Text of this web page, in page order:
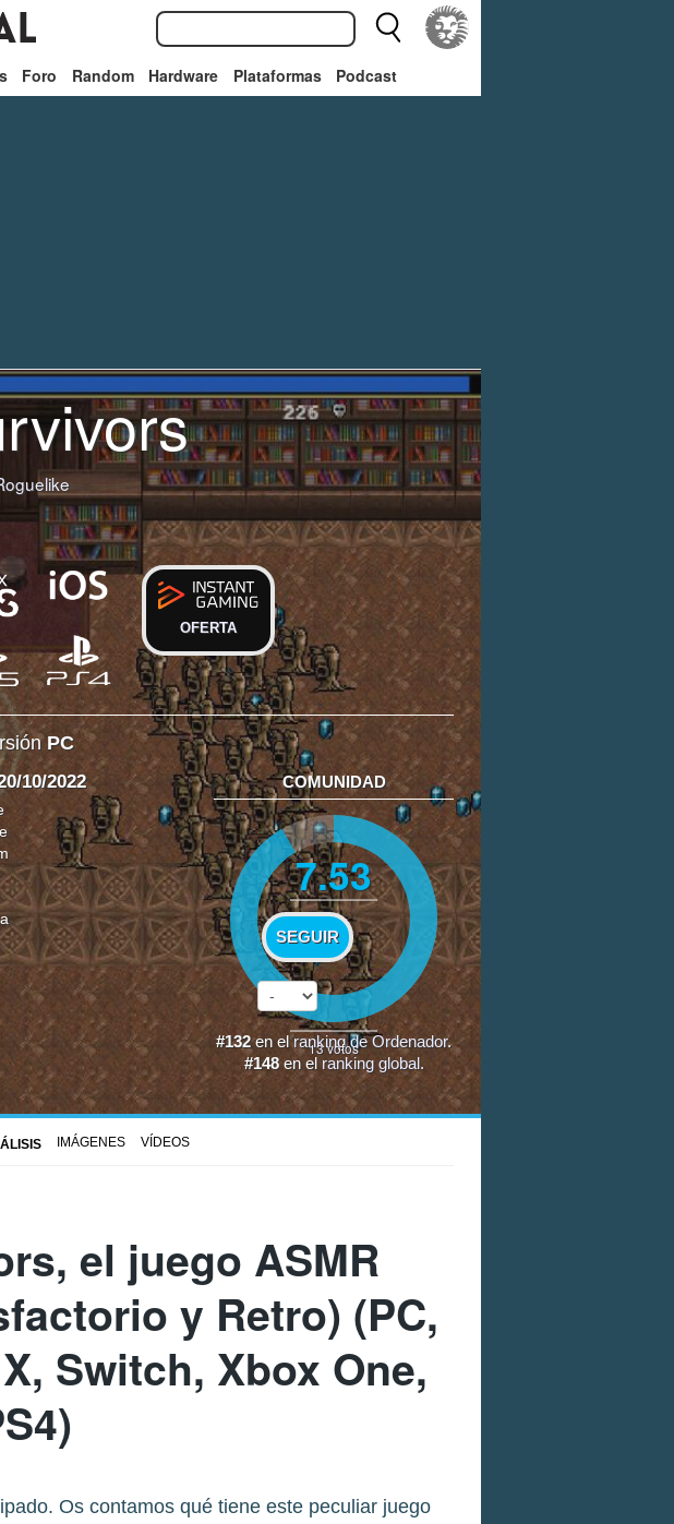
Foro Random Hardware Plataformas Podcast
OFERTA
PC
10/2022 COMUNIDAD
7.53
SEGUIR
13votos
#132en elranking de Ordenador.
#148en el ranking global .
IMÁGENES VÍDEOS
, el juego ASMR
y Retro) (PC,
Switch, Xbox One,
Os contamos qué tiene este peculiar juego